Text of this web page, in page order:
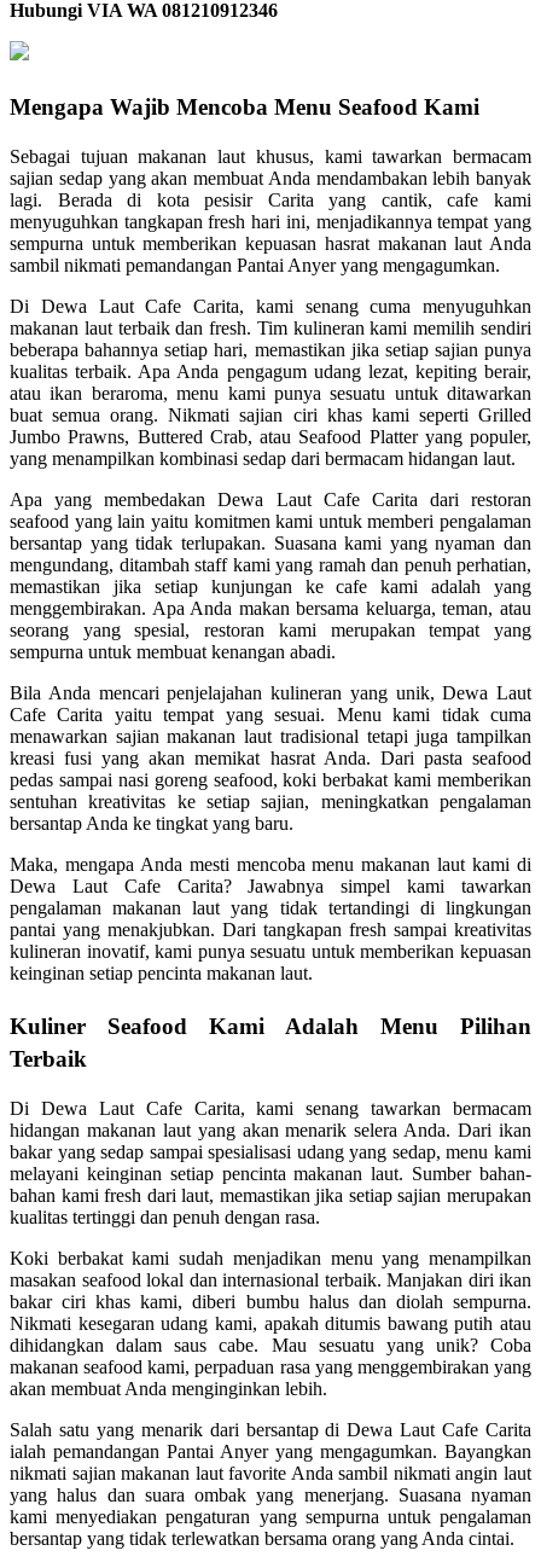
Hubungi VIA WA 081210912346
Mengapa Wajib Mencoba Menu Seafood Kami
Sebagai tujuan makanan laut khusus, kami tawarkan bermacam
sajian sedap yang akan membuat Anda mendambakan lebih banyak
lagi. Berada di kota pesisir Carita yang cantik, cafe kami
menyuguhkan tangkapan fresh hari ini, menjadikannya tempat yang
sempurna untuk memberikan kepuasan hasrat makanan laut Anda
sambil nikmati pemandangan Pantai Anyer yang mengagumkan.
Di Dewa Laut Cafe Carita, kami senang cuma menyuguhkan
makanan laut terbaik dan fresh. Tim kulineran kami memilih sendiri
beberapa bahannya setiap hari, memastikan jika setiap sajian punya
kualitas terbaik. Apa Anda pengagum udang lezat, kepiting berair,
atau ikan beraroma, menu kami punya sesuatu untuk ditawarkan
buat semua orang. Nikmati sajian ciri khas kami seperti Grilled
Jumbo Prawns, Buttered Crab, atau Seafood Platter yang populer,
yang menampilkan kombinasi sedap dari bermacam hidangan laut.
Apa yang membedakan Dewa Laut Cafe Carita dari restoran
seafood yang lain yaitu komitmen kami untuk memberi pengalaman
bersantap yang tidak terlupakan. Suasana kami yang nyaman dan
mengundang, ditambah staff kami yang ramah dan penuh perhatian,
memastikan jika setiap kunjungan ke cafe kami adalah yang
menggembirakan. Apa Anda makan bersama keluarga, teman, atau
seorang yang spesial, restoran kami merupakan tempat yang
sempurna untuk membuat kenangan abadi.
Bila Anda mencari penjelajahan kulineran yang unik, Dewa Laut
Cafe Carita yaitu tempat yang sesuai. Menu kami tidak cuma
menawarkan sajian makanan laut tradisional tetapi juga tampilkan
kreasi fusi yang akan memikat hasrat Anda. Dari pasta seafood
pedas sampai nasi goreng seafood, koki berbakat kami memberikan
sentuhan kreativitas ke setiap sajian, meningkatkan pengalaman
bersantap Anda ke tingkat yang baru.
Maka, mengapa Anda mesti mencoba menu makanan laut kami di
Dewa Laut Cafe Carita? Jawabnya simpel kami tawarkan
pengalaman makanan laut yang tidak tertandingi di lingkungan
pantai yang menakjubkan. Dari tangkapan fresh sampai kreativitas
kulineran inovatif, kami punya sesuatu untuk memberikan kepuasan
keinginan setiap pencinta makanan laut.
Kuliner Seafood Kami Adalah Menu Pilihan
Terbaik
Di Dewa Laut Cafe Carita, kami senang tawarkan bermacam
hidangan makanan laut yang akan menarik selera Anda. Dari ikan
bakar yang sedap sampai spesialisasi udang yang sedap, menu kami
melayani keinginan setiap pencinta makanan laut. Sumber bahan-
bahan kami fresh dari laut, memastikan jika setiap sajian merupakan
kualitas tertinggi dan penuh dengan rasa.
Koki berbakat kami sudah menjadikan menu yang menampilkan
masakan seafood lokal dan internasional terbaik. Manjakan diri ikan
bakar ciri khas kami, diberi bumbu halus dan diolah sempurna.
Nikmati kesegaran udang kami, apakah ditumis bawang putih atau
dihidangkan dalam saus cabe. Mau sesuatu yang unik? Coba
makanan seafood kami, perpaduan rasa yang menggembirakan yang
akan membuat Anda menginginkan lebih.
Salah satu yang menarik dari bersantap di Dewa Laut Cafe Carita
ialah pemandangan Pantai Anyer yang mengagumkan. Bayangkan
nikmati sajian makanan laut favorite Anda sambil nikmati angin laut
yang halus dan suara ombak yang menerjang. Suasana nyaman
kami menyediakan pengaturan yang sempurna untuk pengalaman
bersantap yang tidak terlewatkan bersama orang yang Anda cintai.